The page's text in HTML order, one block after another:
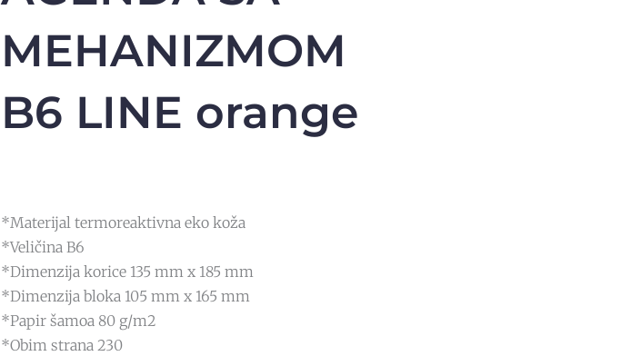
MEHANIZMOM
B6 LINE orange
*Materijal termoreaktivna eko koža
*Veličina B6
*Dimenzija korice 135 mm x 185 mm
*Dimenzija bloka 105 mm x 165 mm
*Papir šamoa 80 g/m2
*Obim strana 230